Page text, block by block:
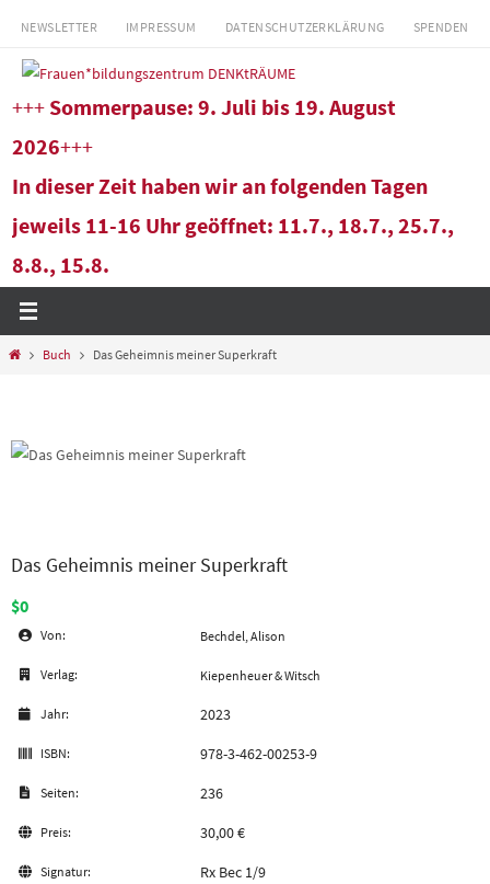
Zum
springen
NEWSLETTER IMPRESSUM DATENSCHUTZERKLÄRUNG SPENDEN
+++ Sommerpause: 9. Juli bis 19. August
2026+++
In dieser Zeit haben wir an folgenden Tagen
jeweils 11-16 Uhr geöffnet: 11.7., 18.7., 25.7.,
8.8., 15.8.
StartBuch Das Geheimnis meiner Superkraft
Das Geheimnis meiner Superkraft
$0
Von: Bechdel, Alison
Verlag: Kiepenheuer & Witsch
Jahr: 2023
ISBN: 978-3-462-00253-9
Seiten: 236
Preis: 30,00 €
Signatur: Rx Bec 1/9